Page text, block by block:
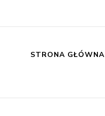
STRONA GŁÓWNA